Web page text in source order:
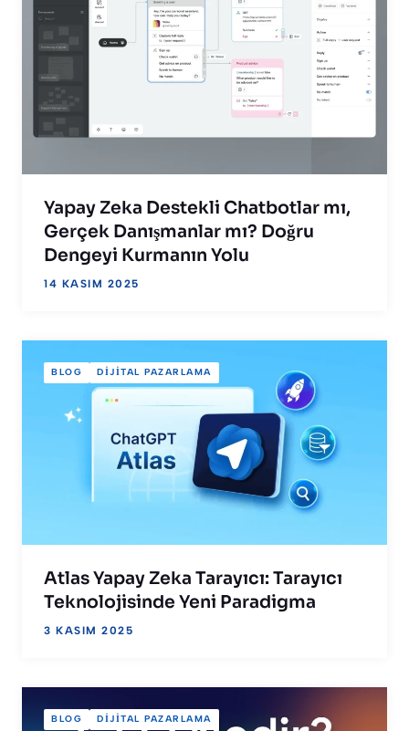
Yapay Zeka Destekli Chatbotlar mı,
Gerçek Danışmanlar mı? Doğru
Dengeyi Kurmanın Yolu
14 KASIM 2025
BLOG DIJITAL PAZARLAMA
Atlas Yapay Zeka Tarayıcı: Tarayıcı
Teknolojisinde Yeni Paradigma
3 KASIM 2025
BLOG DIJITAL PAZARLAMA